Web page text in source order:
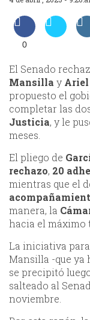
0
El Senado
Mansilla y
propuesto el
completar las
Justicia, y le
meses.
El pliego de
rechazo, 20
mientras que el
manera, la
hacia el máximo
La iniciativa
Mansilla -que ya
se precipitó
salteado al
noviembre.